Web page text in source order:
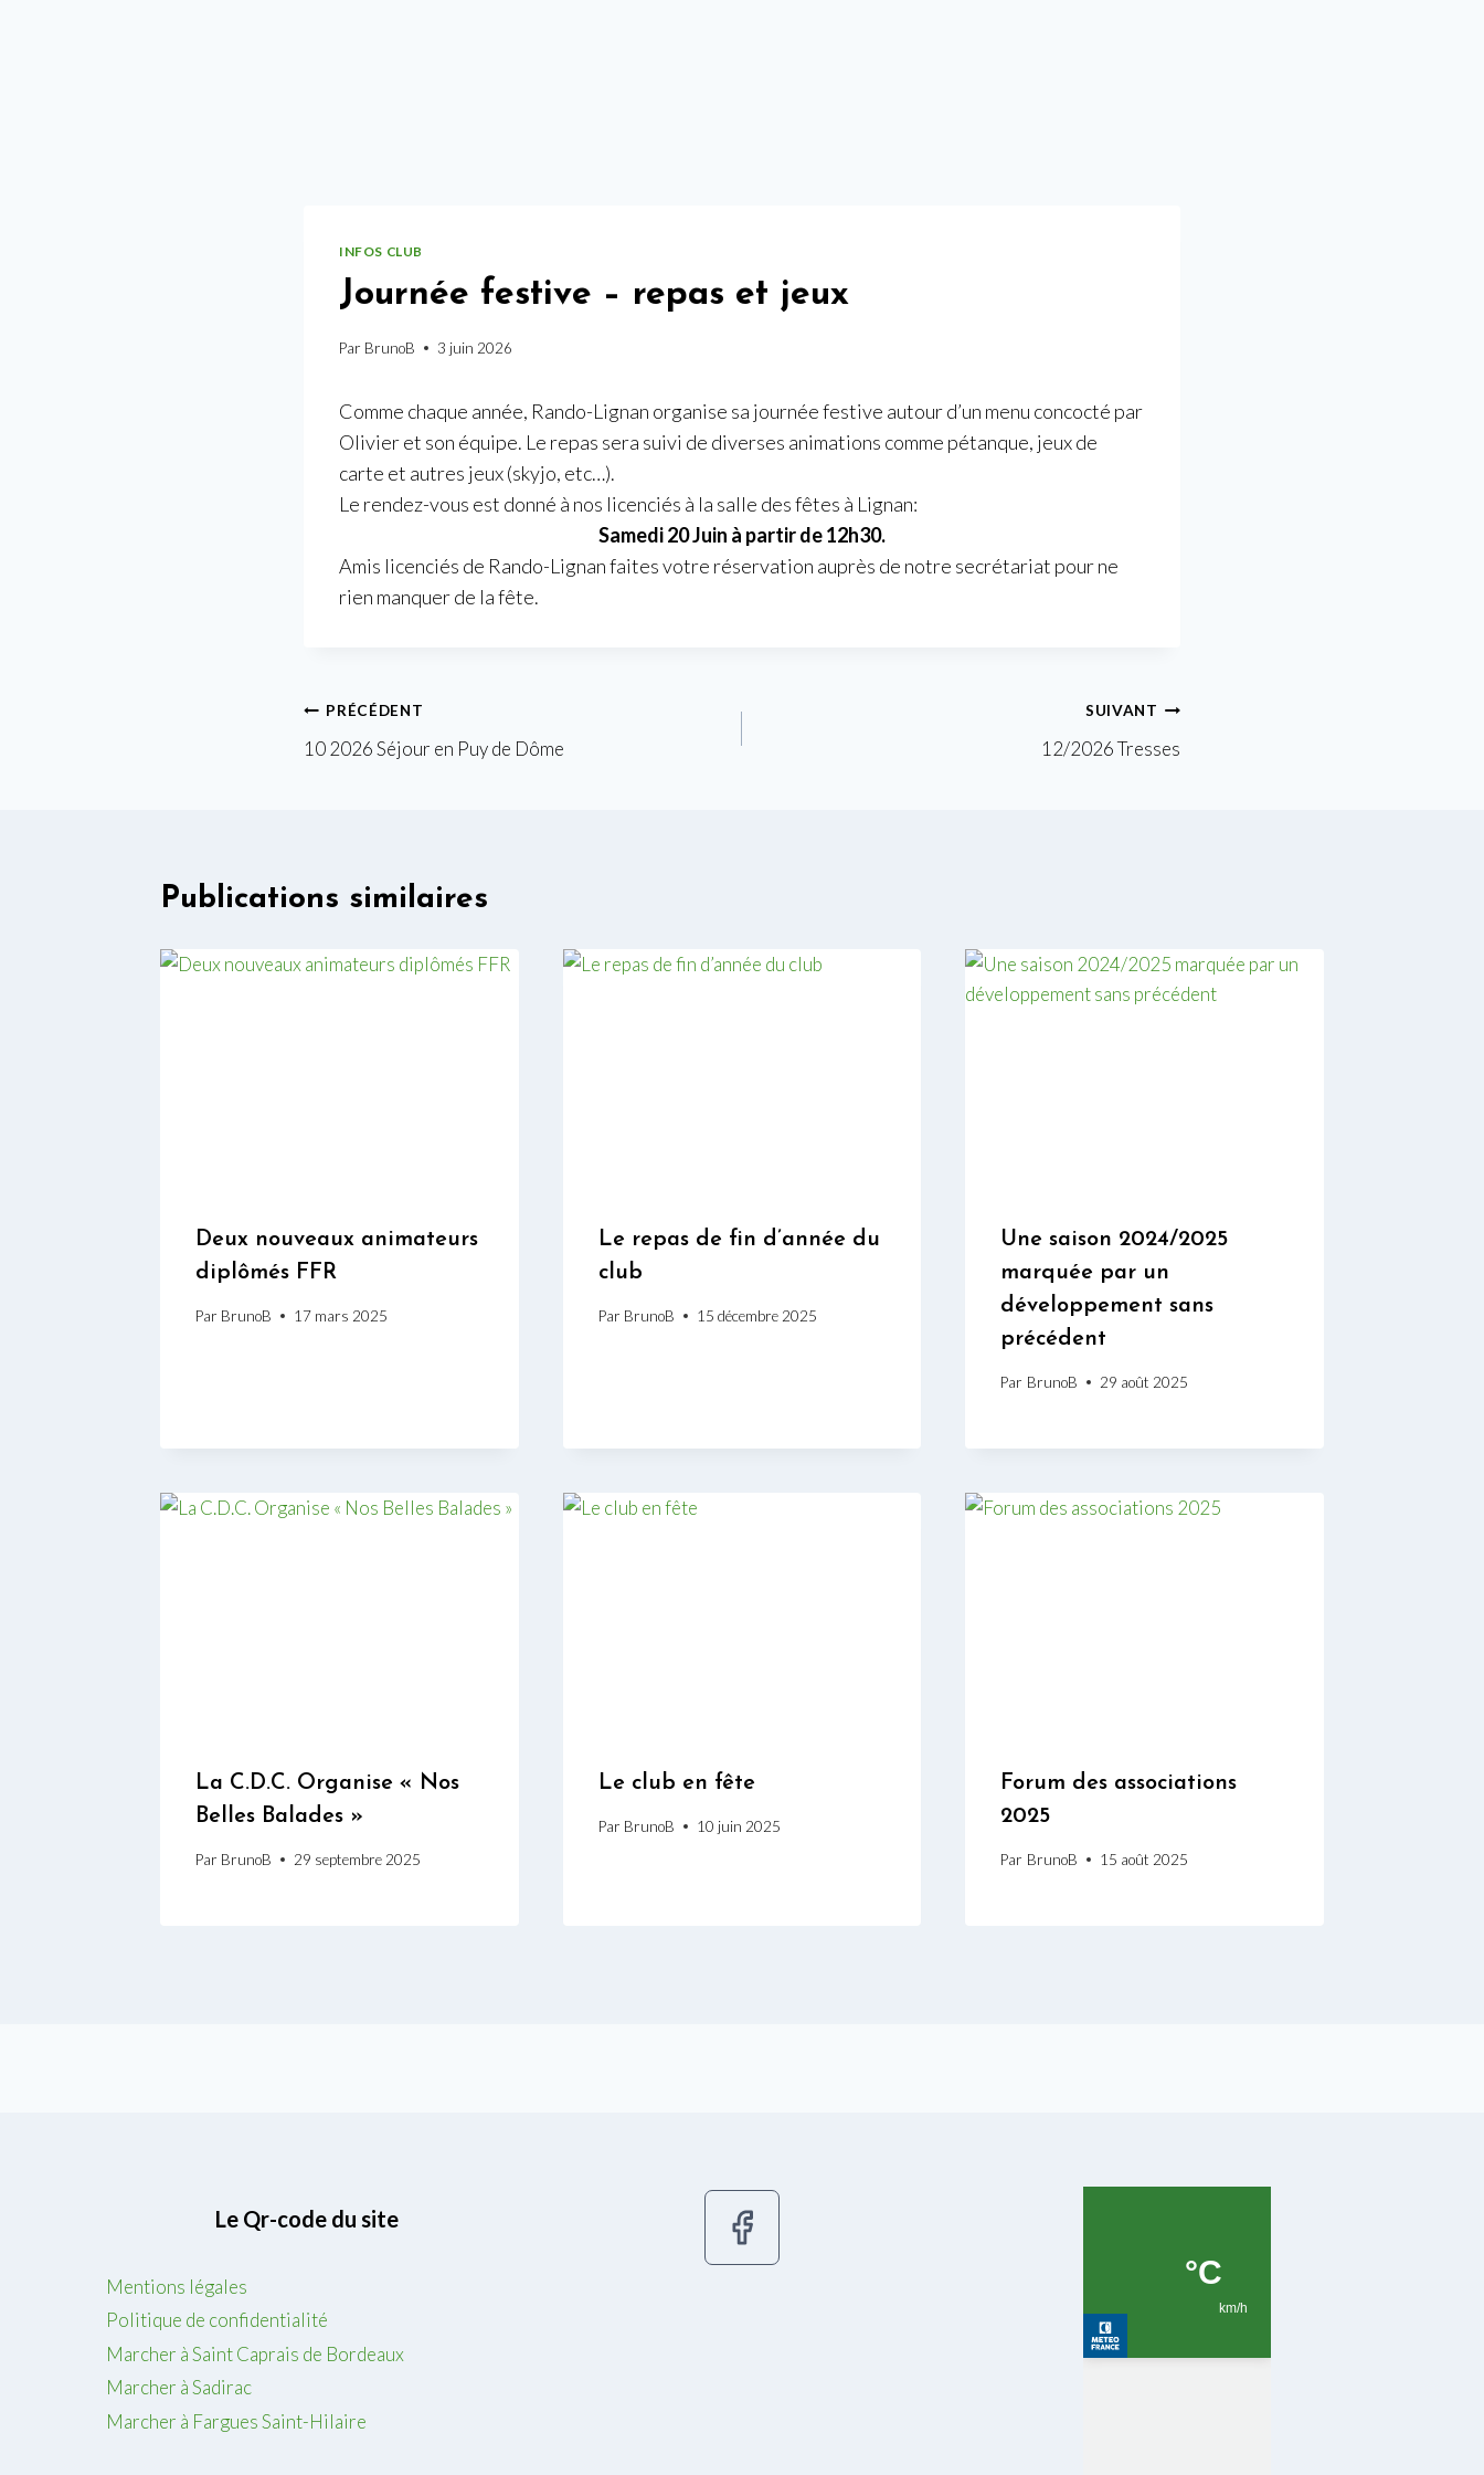
INFOS CLUB
Journée festive – repas et jeux
Par BrunoB 3 juin 2026
Comme chaque année, Rando-Lignan organise sa journée festive autour d’un menu concocté par
Olivier et son équipe. Le repas sera suivi de diverses animations comme pétanque, jeux de
carte et autres jeux (skyjo, etc…).
Le rendez-vous est donné à nos licenciés à la salle des fêtes à Lignan:
Samedi 20 Juin à partir de 12h30.
Amis licenciés de Rando-Lignan faites votre réservation auprès de notre secrétariat pour ne
rien manquer de la fête.
Navigation
de
PRÉCÉDENT
10 2026 Séjour en Puy de Dôme
SUIVANT
12/2026 Tresses
Publications similaires
Deux nouveaux animateurs
diplômés FFR
Par BrunoB 17 mars 2025
Le repas de fin d’année du
club
Par BrunoB 15 décembre 2025
Une saison 2024/2025
marquée par un
développement sans
précédent
Par BrunoB 29 août 2025
La C.D.C. Organise « Nos
Belles Balades »
Par BrunoB 29 septembre 2025
Le club en fête
Par BrunoB 10 juin 2025
Forum des associations
2025
Par BrunoB 15 août 2025
Le Qr-code du site
Mentions légales
Politique de confidentialité
Marcher à Saint Caprais de Bordeaux
Marcher à Sadirac
Marcher à Fargues Saint-Hilaire